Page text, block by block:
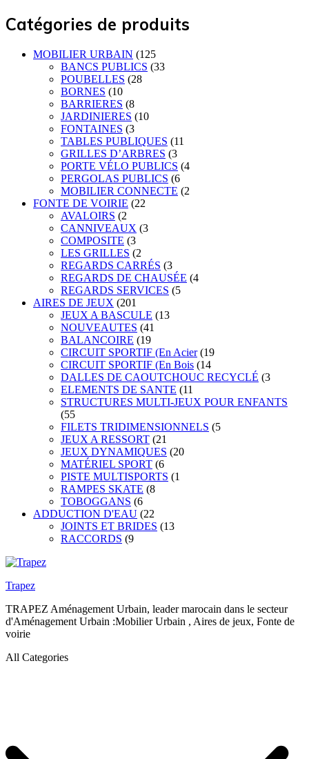
Catégories de produits
MOBILIER URBAIN (125
BANCS PUBLICS (33
POUBELLES (28
BORNES (10
BARRIERES (8
JARDINIERES (10
FONTAINES (3
TABLES PUBLIQUES (11
GRILLES D’ARBRES (3
PORTE VÉLO PUBLICS (4
PERGOLAS PUBLICS (6
MOBILIER CONNECTE (2
FONTE DE VOIRIE (22
AVALOIRS (2
CANNIVEAUX (3
COMPOSITE (3
LES GRILLES (2
REGARDS CARRÉS (3
REGARDS DE CHAUSÉE (4
REGARDS SERVICES (5
AIRES DE JEUX (201
JEUX A BASCULE (13
NOUVEAUTES (41
BALANCOIRE (19
CIRCUIT SPORTIF (En Acier (19
CIRCUIT SPORTIF (En Bois (14
DALLES DE CAOUTCHOUC RECYCLÉ (3
ELEMENTS DE SANTE (11
STRUCTURES MULTI-JEUX POUR ENFANTS
(55
FILETS TRIDIMENSIONNELS (5
JEUX A RESSORT (21
JEUX DYNAMIQUES (20
MATÉRIEL SPORT (6
PISTE MULTISPORTS (1
RAMPES SKATE (8
TOBOGGANS (6
ADDUCTION D'EAU (22
JOINTS ET BRIDES (13
RACCORDS (9
Trapez
TRAPEZ Aménagement Urbain, leader marocain dans le secteur
d'Aménagement Urbain :Mobilier Urbain , Aires de jeux, Fonte de
voirie
All Categories